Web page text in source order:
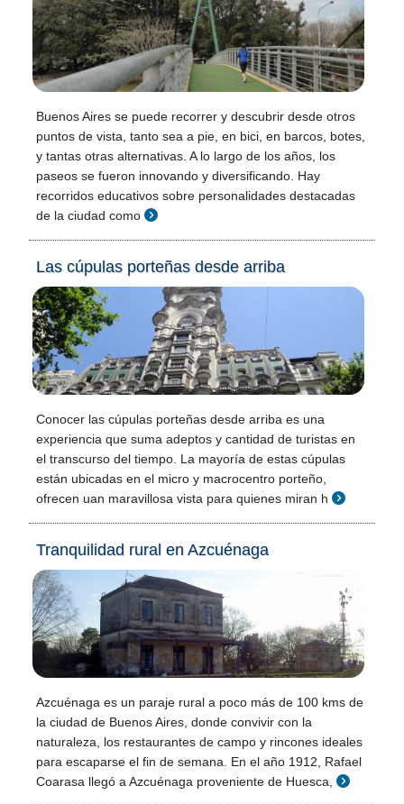
Buenos Aires se puede recorrer y descubrir desde otros
puntos de vista, tanto sea a pie, en bici, en barcos, botes,
y tantas otras alternativas. A lo largo de los años, los
paseos se fueron innovando y diversificando. Hay
recorridos educativos sobre personalidades destacadas
de la ciudad como
Las cúpulas porteñas desde arriba
Conocer las cúpulas porteñas desde arriba es una
experiencia que suma adeptos y cantidad de turistas en
el transcurso del tiempo. La mayoría de estas cúpulas
están ubicadas en el micro y macrocentro porteño,
ofrecen uan maravillosa vista para quienes miran h
Tranquilidad rural en Azcuénaga
Azcuénaga es un paraje rural a poco más de 100 kms de
la ciudad de Buenos Aires, donde convivir con la
naturaleza, los restaurantes de campo y rincones ideales
para escaparse el fin de semana. En el año 1912, Rafael
Coarasa llegó a Azcuénaga proveniente de Huesca,